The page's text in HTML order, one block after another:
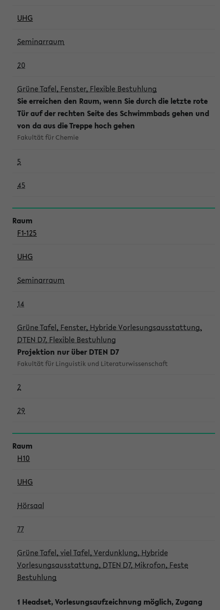
UHG
Seminarraum
20
Grüne Tafel, Fenster, Flexible Bestuhlung
Sie erreichen den Raum, wenn Sie durch die letzte rote
Tür auf der rechten Seite des Schwimmbads gehen und
von da aus die Treppe hoch gehen
Fakultät für Chemie
5
45
F1-125
UHG
Seminarraum
14
Grüne Tafel, Fenster, Hybride Vorlesungsausstattung,
DTEN D7, Flexible Bestuhlung
Projektion nur über DTEN D7
Fakultät für Linguistik und Literaturwissenschaft
2
29
H10
UHG
Hörsaal
77
Grüne Tafel, viel Tafel, Verdunklung, Hybride
Vorlesungsausstattung, DTEN D7, Mikrofon, Feste
Bestuhlung
1 Headset, Vorlesungsaufzeichnung möglich, Zugang